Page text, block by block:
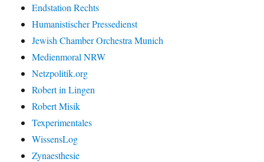
Endstation Rechts
Humanistischer Pressedienst
Jewish Chamber Orchestra Munich
Medienmoral NRW
Netzpolitik.org
Robert in Lingen
Robert Misik
Texperimentales
WissensLog
Zynaesthesie